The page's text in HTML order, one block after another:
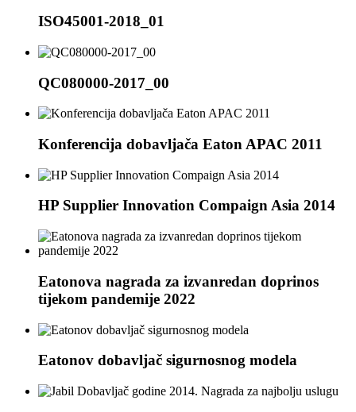
ISO45001-2018_01
QC080000-2017_00
Konferencija dobavljača Eaton APAC 2011
HP Supplier Innovation Compaign Asia 2014
Eatonova nagrada za izvanredan doprinos
tijekom pandemije 2022
Eatonov dobavljač sigurnosnog modela